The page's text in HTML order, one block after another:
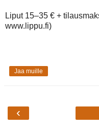
Liput 15–35 € +
www.lippu.fi)
Jaa muille
‹